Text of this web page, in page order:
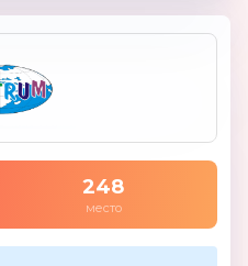
248
место